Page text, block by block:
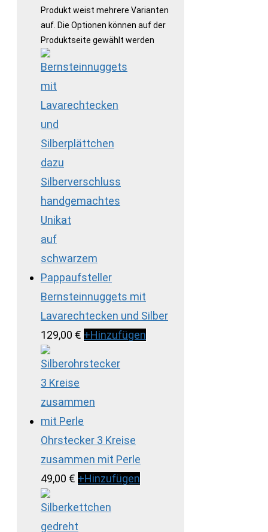
Produkt weist mehrere Varianten
auf. Die Optionen können auf der
Produktseite gewählt werden
Bernsteinnuggets mit
Lavarechtecken und Silber
129,00 € +Hinzufügen
Ohrstecker 3 Kreise
zusammen mit Perle
49,00 € +Hinzufügen